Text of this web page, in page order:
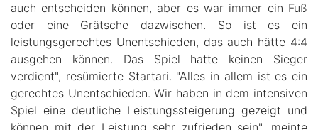
auch entscheiden können, aber es war immer ein Fuß
oder eine Grätsche dazwischen. So ist es ein
leistungsgerechtes Unentschieden, das auch hätte 4:4
ausgehen können. Das Spiel hatte keinen Sieger
verdient", resümierte Startari. "Alles in allem ist es ein
gerechtes Unentschieden. Wir haben in dem intensiven
Spiel eine deutliche Leistungssteigerung gezeigt und